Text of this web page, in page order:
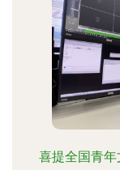
喜提全国青